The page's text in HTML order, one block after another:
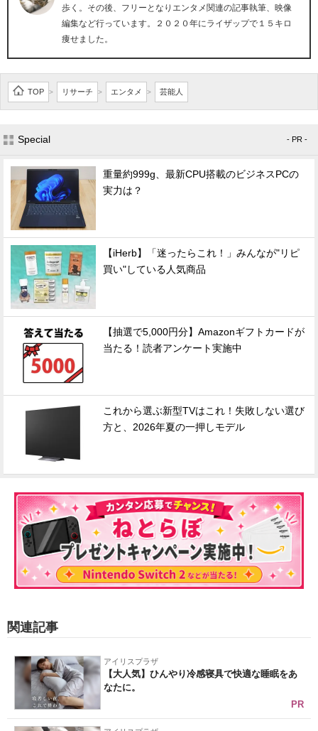
歩く。その後、フリーとなりエンタメ関連の記事執筆、映像
編集など行っています。２０２０年にライザップで１５キロ
痩せました。
TOP > リサーチ > エンタメ > 芸能人
Special - PR -
重量約999g、最新CPU搭載のビジネスPCの
実力は？
【iHerb】「迷ったらこれ！」みんなが"リピ
買い"している人気商品
【抽選で5,000円分】Amazonギフトカードが
当たる！読者アンケート実施中
これから選ぶ新型TVはこれ！失敗しない選び
方と、2026年夏の一押しモデル
関連記事
アイリスプラザ
【大人気】ひんやり冷感寝具で快適な睡眠をあ
なたに。
PR